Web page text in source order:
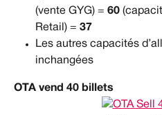
(vente GYG) = 60
Retail) = 37
Les autres capacités
inchangées
OTA vend 40 billets